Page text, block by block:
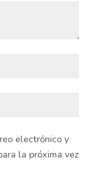
electrónico y
la próxima vez